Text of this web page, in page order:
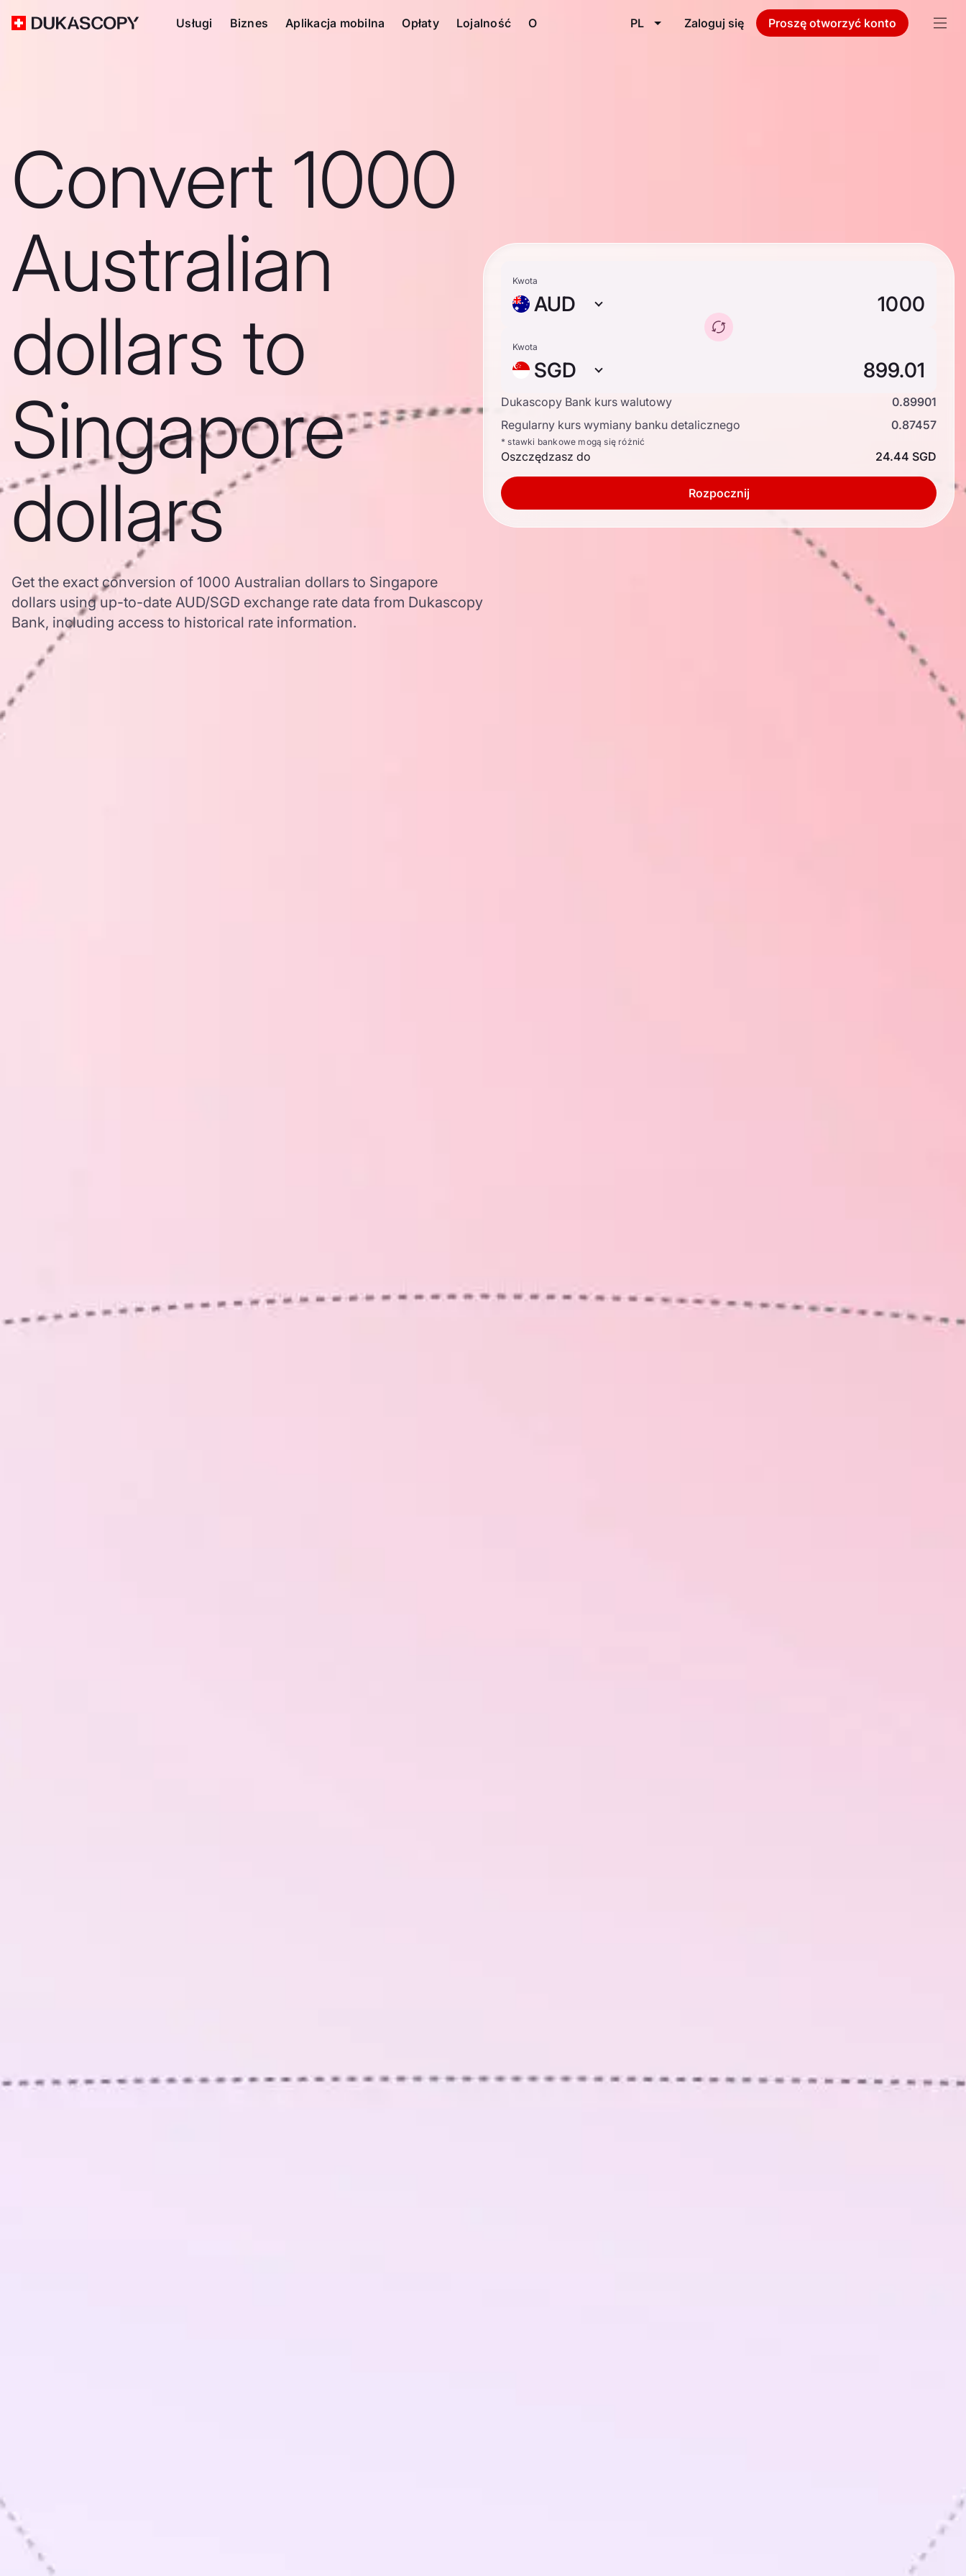
Usługi Biznes Aplikacja mobilna Opłaty Lojalność O PL Zaloguj się Proszę otworzyć konto
Convert 1000
Australian
dollars to
Singapore
dollars
Get the exact conversion of 1000 Australian dollars to Singapore
dollars using up-to-date AUD/SGD exchange rate data from Dukascopy
Bank, including access to historical rate information.
Kwota
AUD
Kwota
SGD
Dukascopy Bank kurs walutowy
0.89901
Regularny kurs wymiany banku detalicznego
0.87457
* stawki bankowe mogą się różnić
Oszczędzasz do 24.44 SGD
Rozpocznij